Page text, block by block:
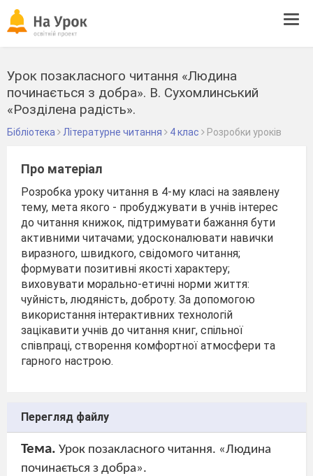
Урок позакласного читання «Людина
починається з добра». В. Сухомлинський
«Розділена радість».
Бібліотека Літературне читання 4 клас Розробки уроків
Про матеріал
Розробка уроку читання в 4-му класі на заявлену
тему, мета якого - пробуджувати в учнів інтерес
до читання книжок, підтримувати бажання бути
активними читачами; удосконалювати навички
виразного, швидкого, свідомого читання;
формувати позитивні якості характеру;
виховувати морально-етичні норми життя:
чуйність, людяність, доброту. За допомогою
використання інтерактивних технологій
зацікавити учнів до читання книг, спільної
співпраці, створення комфортної атмосфери та
гарного настрою.
Перегляд файлу
Тема. Урок позакласного читання. «Людина
починається з добра».